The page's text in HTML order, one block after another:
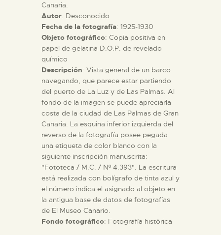
Canaria.
Autor: Desconocido
Fecha de la fotografía: 1925-1930
Objeto fotográfico: Copia positiva en
papel de gelatina D.O.P. de revelado
químico
Descripción: Vista general de un barco
navegando, que parece estar partiendo
del puerto de La Luz y de Las Palmas. Al
fondo de la imagen se puede apreciarla
costa de la ciudad de Las Palmas de Gran
Canaria. La esquina inferior izquierda del
reverso de la fotografía posee pegada
una etiqueta de color blanco con la
siguiente inscripción manuscrita:
"Fototeca / M.C. / Nº 4.393". La escritura
está realizada con bolígrafo de tinta azul y
el número indica el asignado al objeto en
la antigua base de datos de fotografías
de El Museo Canario.
Fondo fotográfico: Fotografía histórica